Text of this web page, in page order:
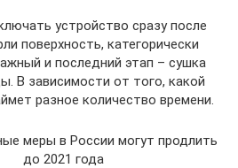
устройство сразу после
поверхность, категорически
и последний этап – сушка
В зависимости от того, какой
разное количество времени.
меры в России могут продлить
до 2021 года